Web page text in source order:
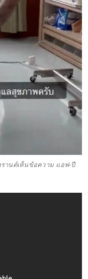
านต์เห็นข้อความ แอฟ-ปี